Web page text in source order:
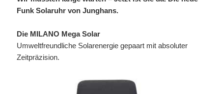
Funk Solaruhr von Junghans.
Die MILANO Mega Solar
Umweltfreundliche Solarenergie gepaart mit absoluter
Zeitpräzision.